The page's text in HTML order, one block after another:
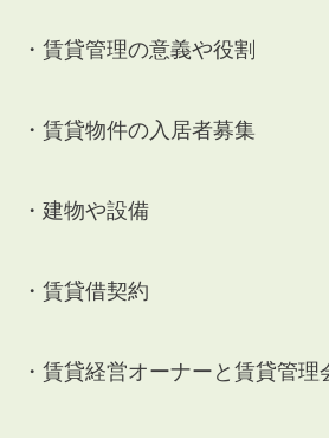
・賃貸管理の意義や役割
・賃貸物件の入居者募集
・建物や設備
・賃貸借契約
・賃貸経営オーナーと賃貸管理